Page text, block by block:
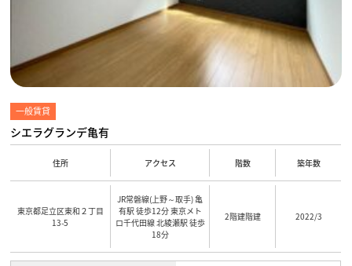
一般賃貸
シエラグランデ亀有
住所 アクセス 階数 築年数
東京都足立区東和２丁目
13-5
JR常磐線(上野～取手) 亀
有駅 徒歩12分 東京メト
ロ千代田線 北綾瀬駅 徒歩
18分
2階建階建 2022/3